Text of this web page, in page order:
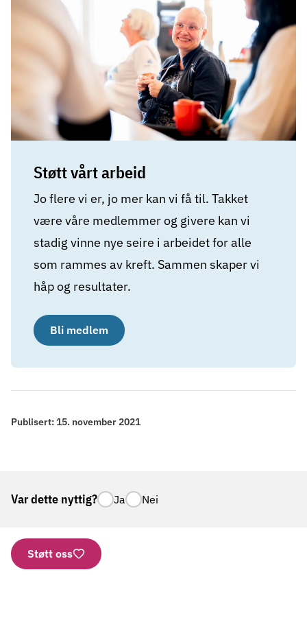
Støtt vårt arbeid
Jo flere vi er, jo mer kan vi få til. Takket
være våre medlemmer og givere kan vi
stadig vinne nye seire i arbeidet for alle
som rammes av kreft. Sammen skaper vi
håp og resultater.
Bli medlem
Publisert: 15. november 2021
Var dette nyttig? Ja Nei
Støtt oss